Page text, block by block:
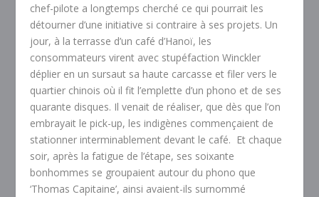
chef-pilote a longtemps cherché ce qui pourrait les
détourner d’une initiative si contraire à ses projets. Un
jour, à la terrasse d’un café d’Hanoï, les
consommateurs virent avec stupéfaction Winckler
déplier en un sursaut sa haute carcasse et filer vers le
quartier chinois où il fit l’emplette d’un phono et de ses
quarante disques. Il venait de réaliser, que dès que l’on
embrayait le pick-up, les indigènes commençaient de
stationner interminablement devant le café. Et chaque
soir, après la fatigue de l’étape, ses soixante
bonhommes se groupaient autour du phono que
‘Thomas Capitaine’, ainsi avaient-ils surnommé